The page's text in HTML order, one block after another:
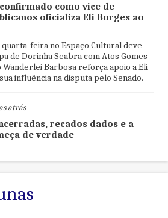
como vice de
oficializa Eli Borges ao
quarta-feira no Espaço Cultural deve
de Dorinha Seabra com Atos Gomes
Wanderlei Barbosa reforça apoio a Eli
influência na disputa pelo Senado.
atrás
recados dados e a
de verdade